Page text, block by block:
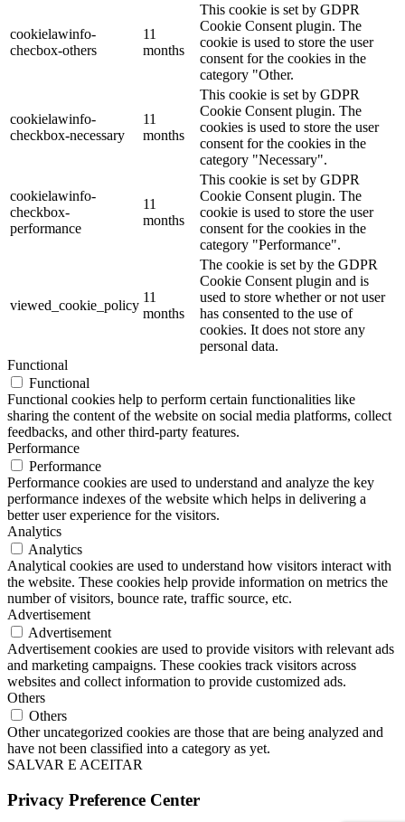
cookielawinfo-
checbox-others
11
months
This cookie is set by GDPR
Cookie Consent plugin. The
cookie is used to store the user
consent for the cookies in the
category "Other.
cookielawinfo-
checkbox-necessary
11
months
This cookie is set by GDPR
Cookie Consent plugin. The
cookies is used to store the user
consent for the cookies in the
category "Necessary".
cookielawinfo-
checkbox-
performance
11
months
This cookie is set by GDPR
Cookie Consent plugin. The
cookie is used to store the user
consent for the cookies in the
category "Performance".
viewed_cookie_policy
11
months
The cookie is set by the GDPR
Cookie Consent plugin and is
used to store whether or not user
has consented to the use of
cookies. It does not store any
personal data.
Functional
Functional
Functional cookies help to perform certain functionalities like
sharing the content of the website on social media platforms, collect
feedbacks, and other third-party features.
Performance
Performance
Performance cookies are used to understand and analyze the key
performance indexes of the website which helps in delivering a
better user experience for the visitors.
Analytics
Analytics
Analytical cookies are used to understand how visitors interact with
the website. These cookies help provide information on metrics the
number of visitors, bounce rate, traffic source, etc.
Advertisement
Advertisement
Advertisement cookies are used to provide visitors with relevant ads
and marketing campaigns. These cookies track visitors across
websites and collect information to provide customized ads.
Others
Others
Other uncategorized cookies are those that are being analyzed and
have not been classified into a category as yet.
SALVAR E ACEITAR
Privacy Preference Center